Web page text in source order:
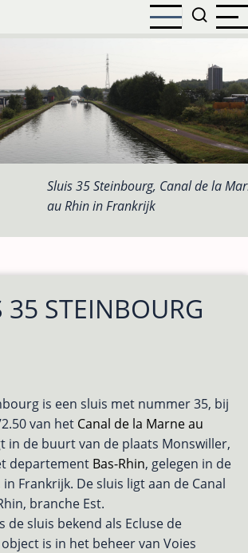
Sluis 35 Steinbourg, Canal de la
au Rhin in Frankrijk
35 STEINBOURG
is een sluis met nummer 35, bij
van het Canal de la Marne au
in de buurt van de plaats Monswiller,
departement Bas-Rhin, gelegen in de
in Frankrijk. De sluis ligt aan de Canal
branche Est.
de sluis bekend als Ecluse de
is in het beheer van Voies